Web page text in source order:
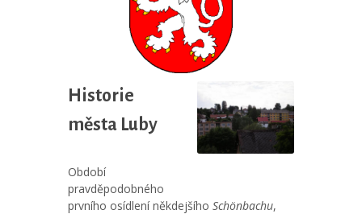
Historie
města Luby
Období
pravděpodobného
prvního osídlení někdejšího Schönbachu,